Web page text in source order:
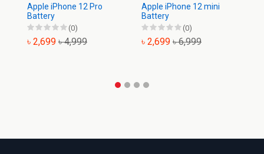
Apple iPhone 12 Pro
Battery
(0)
৳ 2,699 ৳ 4,999
Apple iPhone 12 mini
Battery
(0)
৳ 2,699 ৳ 6,999